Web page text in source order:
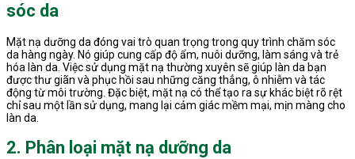
sóc da
Mặt nạ dưỡng da đóng vai trò quan trọng trong quy trình chăm sóc
da hàng ngày. Nó giúp cung cấp độ ẩm, nuôi dưỡng, làm sáng và trẻ
hóa làn da. Việc sử dụng mặt nạ thường xuyên sẽ giúp làn da bạn
được thư giãn và phục hồi sau những căng thẳng, ô nhiễm và tác
động từ môi trường. Đặc biệt, mặt nạ có thể tạo ra sự khác biệt rõ rệt
chỉ sau một lần sử dụng, mang lại cảm giác mềm mại, mịn màng cho
làn da.
2. Phân loại mặt nạ dưỡng da